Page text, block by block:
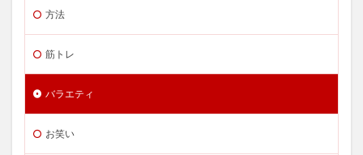
方法
筋トレ
バラエティ
お笑い